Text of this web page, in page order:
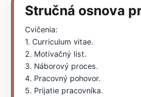
Stručná osnova
Cvičenia:
1. Curriculum vitae.
2. Motivačný list.
3. Náborový proces.
4. Pracovný pohovor.
5. Prijatie pracovníka.